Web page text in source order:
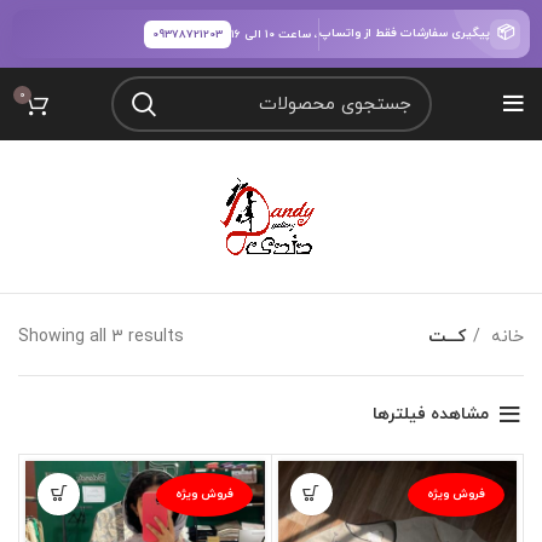
0
خانه کـــت Showing all 3 results
مشاهده فیلترها
فروش ویژه فروش ویژه
📦 پیگیری سفارشات فقط از واتساپ
ساعت پاسخگویی:شنبه تا پنجشنبه، ساعت ۱۰ الی ۱۶ 09378721203